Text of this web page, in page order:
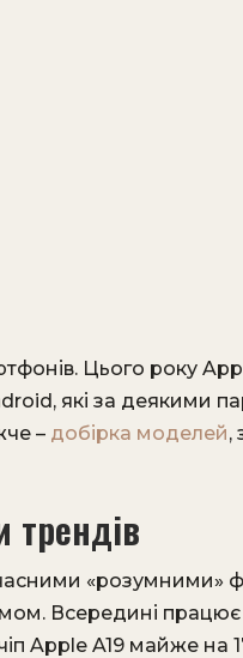
Цього року
які за деякими
– добірка моделей,
трендів
«розумними»
Всередині
Apple A19 майже на